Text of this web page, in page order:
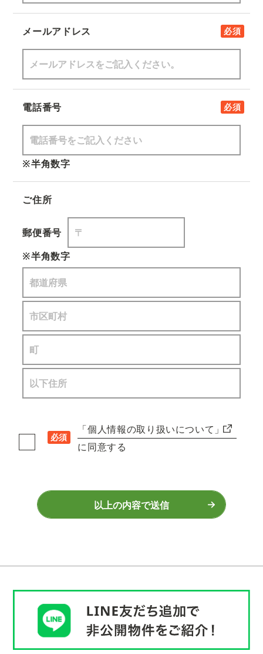
メールアドレス 必須
電話番号 必須
※半角数字
ご住所
郵便番号
※半角数字
必須
「個人情報の取り扱いについて」
に同意する
以上の内容で送信